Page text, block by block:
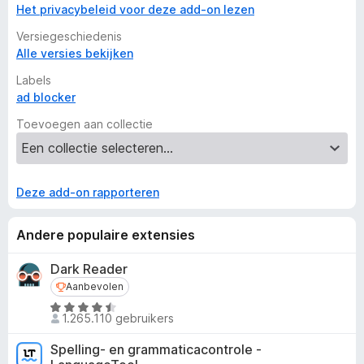
Het privacybeleid voor deze add-on lezen
Versiegeschiedenis
Alle versies bekijken
Labels
ad blocker
Toevoegen aan collectie
Deze add-on rapporteren
Andere populaire extensies
Dark Reader
Aanbevolen
Aanbevolen
W
a
a
r
1.265.110 gebruikers
Spelling- en grammaticacontrole -